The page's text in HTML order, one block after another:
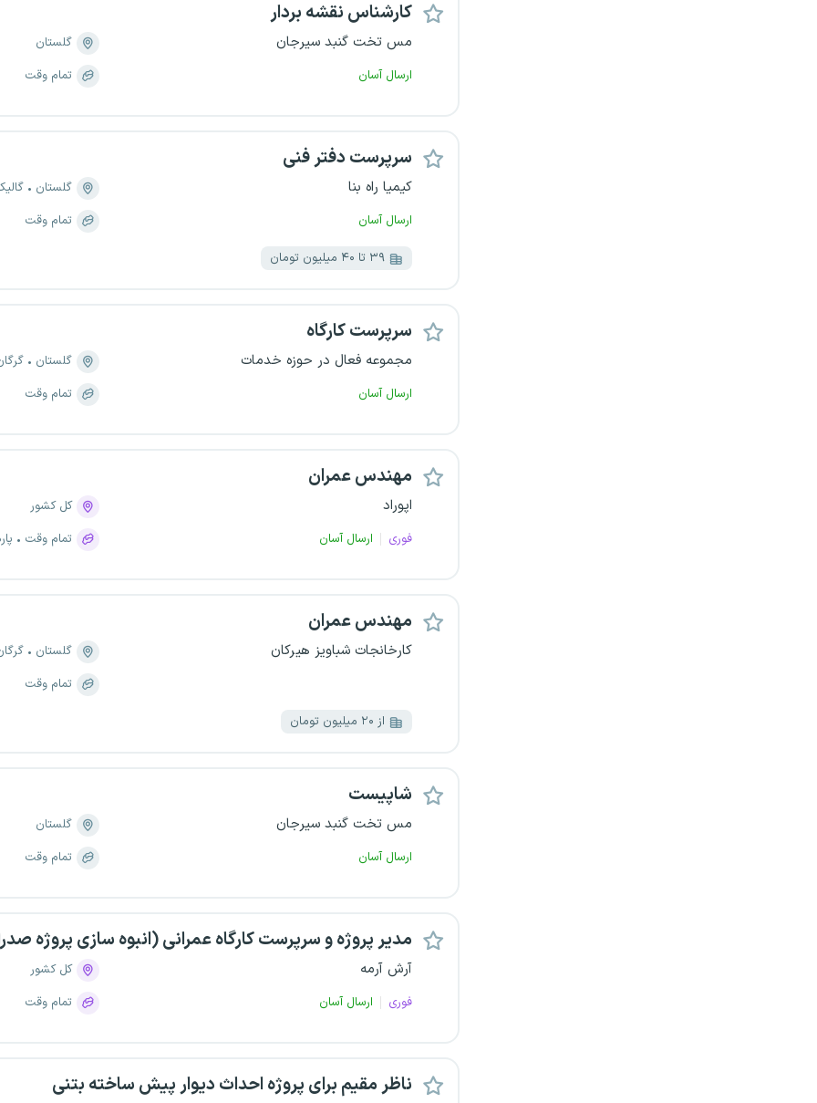
کارشناس نقشه بردار
مس تخت گنبد سیرجان
ارسال آسان
گلستان
تمام وقت
سرپرست دفتر فنی
کیمیا راه بنا
ارسال آسان
گلستان
تمام وقت
۳۹ تا ۴۰ میلیون تومان
سرپرست کارگاه
مجموعه فعال در حوزه خدمات
ارسال آسان
گلستان
تمام وقت
مهندس عمران
اپوراد
فوری ارسال آسان
کل کشور
تمام وقت
مهندس عمران
کارخانجات شباویز هیرکان گلستان
تمام وقت
از ۲۰ میلیون تومان
شاپیست
مس تخت گنبد سیرجان
ارسال آسان
گلستان
تمام وقت
مدیر پروژه و سرپرست کارگاه عمرانی (انبوه سازی پروژه
آرش آرمه
فوری ارسال آسان
کل کشور
تمام وقت
ناظر مقیم برای پروژه احداث دیوار پیش ساخته بتنی